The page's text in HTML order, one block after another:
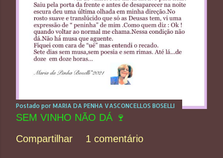
Postado por MARIA DA PENHA VASCONCELLOS BOSELLI
SEM VINHO NÃO DÁ 🍷
Compartilhar
1 comentário